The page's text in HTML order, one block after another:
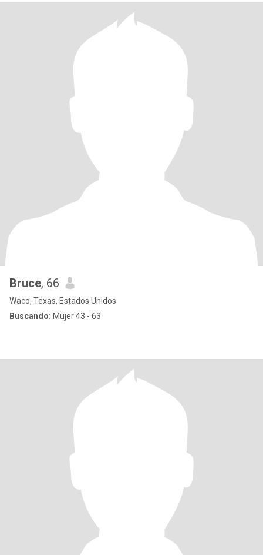
Bruce, 66
Waco, Texas, Estados Unidos
Buscando: Mujer 43 - 63